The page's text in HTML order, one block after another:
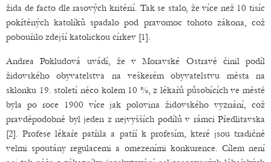
žida de facto dle rasových kritérií. Tak se stalo, že více než 10 tisíc
pokřtěných katolíků spadalo pod pravomoc tohoto zákona, což
pobouřilo zdejší katolickou církev [1].
Andrea Pokludová uvádí, že v Moravské Ostravě činil podíl
židovského obyvatelstva na veškerém obyvatelstvu města na
sklonku 19. století něco kolem 10 %, z lékařů působících ve městě
byla po roce 1900 více jak polovina židovského vyznání, což
pravděpodobně byl jeden z nejvyšších podílů v rámci Předlitavska
[2]. Profese lékaře patřila a patří k profesím, které jsou tradičně
velmi spoutány regulacemi a omezeními konkurence. Cílem není